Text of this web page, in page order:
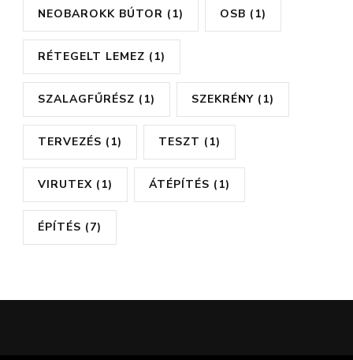
NEOBAROKK BÚTOR (1) OSB (1)
RÉTEGELT LEMEZ (1)
SZALAGFŰRÉSZ (1) SZEKRÉNY (1)
TERVEZÉS (1) TESZT (1)
VIRUTEX (1) ÁTÉPÍTÉS (1)
ÉPÍTÉS (7)